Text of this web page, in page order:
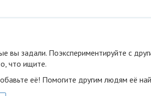
вы задали. Поэкспериментируйте с
что ищите.
её! Помогите другим людям её